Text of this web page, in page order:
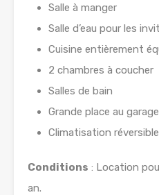
Salle à manger
Salle d’eau pour les
Cuisine entièrement
2 chambres à coucher
Salles de bain
Grande place au garage
Climatisation
Conditions : Location
an.